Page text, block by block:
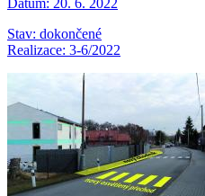
Stav: dokončené
Realizace: 3-6/2022